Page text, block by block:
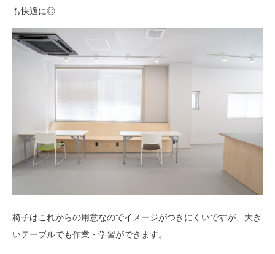
も快適に◎
椅子はこれからの用意なのでイメージがつきにくいですが、大き
いテーブルでも作業・学習ができます。